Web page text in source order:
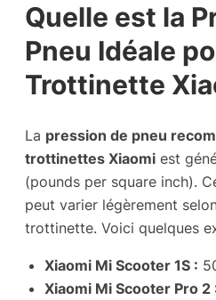
Quelle est la
Pneu Idéale
Trottinette
La pression de pneu
trottinettes Xiaomi est
(pounds per square inch).
peut varier légèrement
trottinette. Voici quelques
Xiaomi Mi Scooter 1S :
Xiaomi Mi Scooter Pro 2